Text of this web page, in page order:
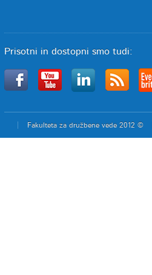
Prisotni in dostopni smo tudi:
Fakulteta za družbene vede 2012 ©